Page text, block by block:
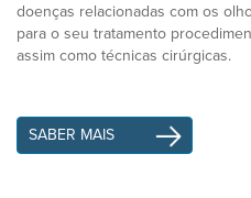
doenças relacionadas com os
para o seu tratamento
assim como técnicas cirúrgicas.
SABER MAIS